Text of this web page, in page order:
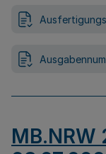
MB.NRW